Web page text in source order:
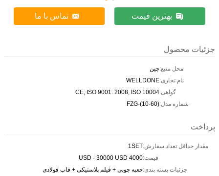
بهترین قیمت تماس با ما
جزئیات محصول
محل منبع:چین
نام تجاری:WELLDONE
گواهی:CE, ISO 9001: 2008, ISO 10004
شماره مدل:FZG-(10-60)
پرداخت
مقدار حداقل تعداد سفارش:1SET
قیمت:4000 USD - 30000 USD
جزئیات بسته بندی:جعبه چوبی + فیلم پلاستیکی + قاب فولادی